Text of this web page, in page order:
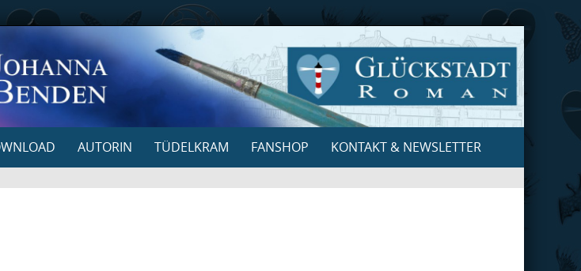
AUTORIN TÜDELKRAM FANSHOP KONTAKT & NEWSLETTER